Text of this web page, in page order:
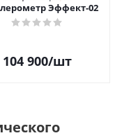
Эффект-02
104 900/шт